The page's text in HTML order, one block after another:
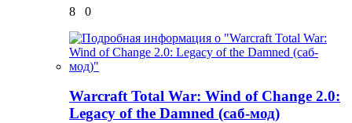
8
0
Warcraft Total War: Wind of Change 2.0:
Legacy of the Damned (саб-мод)